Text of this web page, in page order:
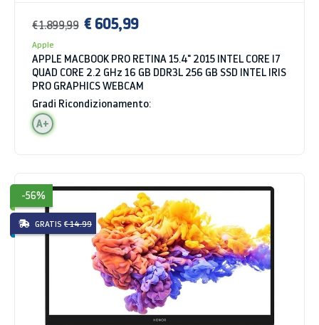
€ 1.899,99 € 605,99
Apple
APPLE MACBOOK PRO RETINA 15.4" 2015 INTEL CORE I7
QUAD CORE 2.2 GHz 16 GB DDR3L 256 GB SSD INTEL IRIS
PRO GRAPHICS WEBCAM
Gradi Ricondizionamento:
A+
-56%
GRATIS € 14.99